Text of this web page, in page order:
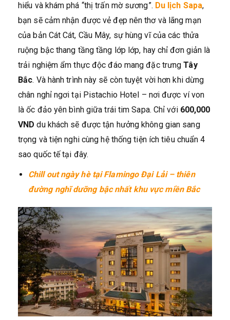
hiểu và khám phá “thị trấn mờ sương”. Du lịch Sapa,
bạn sẽ cảm nhận được vẻ đẹp nên thơ và lãng mạn
của bản Cát Cát, Cầu Mây, sự hùng vĩ của các thửa
ruộng bậc thang tầng tầng lớp lớp, hay chỉ đơn giản là
trải nghiệm ẩm thực độc đáo mang đặc trưngTây
Bắc. Và hành trình này sẽ còn tuyệt vời hơn khi dừng
chân nghỉ ngơi tại Pistachio Hotel – nơi được ví von
là ốc đảo yên bình giữa trái tim Sapa. Chỉ với 600,000
VND du khách sẽ được tận hưởng không gian sang
trọng và tiện nghi cùng hệ thống tiện ích tiêu chuẩn 4
sao quốc tế tại đây.
Chill out ngày hè tại Flamingo Đại Lải – thiên
đường nghĩ dưỡng bậc nhất khu vực miền Bắc